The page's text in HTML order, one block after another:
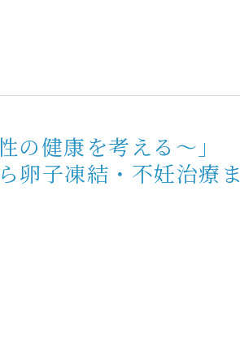
健康を考える～」
卵子凍結・不妊治療ま